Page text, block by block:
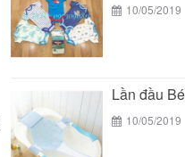
10/05/2019
10/05/2019